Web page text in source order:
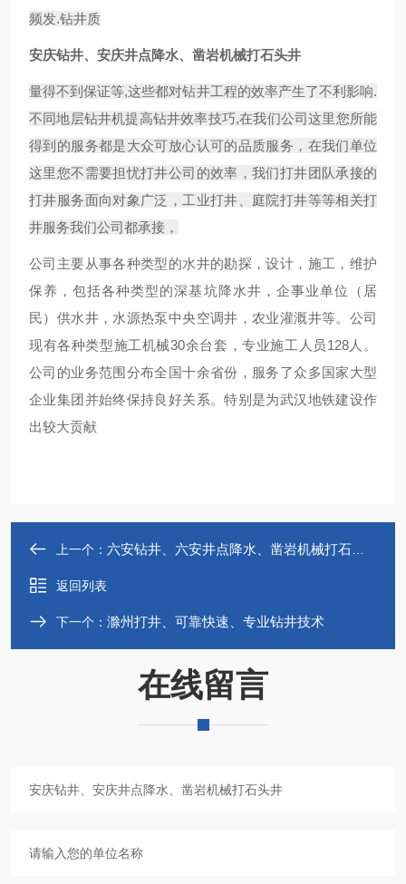
频发.钻井质
安庆钻井、安庆井点降水、凿岩机械打石头井
量得不到保证等,这些都对钻井工程的效率产生了不利影响.
不同地层钻井机提高钻井效率技巧,在我们公司这里您所能
得到的服务都是大众可放心认可的品质服务，在我们单位
这里您不需要担忧打井公司的效率，我们打井团队承接的
打井服务面向对象广泛，工业打井、庭院打井等等相关打
井服务我们公司都承接，
公司主要从事各种类型的水井的勘探，设计，施工，维护
保养，包括各种类型的深基坑降水井，企事业单位（居
民）供水井，水源热泵中央空调井，农业灌溉井等。公司
现有各种类型施工机械30余台套，专业施工人员128人。
公司的业务范围分布全国十余省份，服务了众多国家大型
企业集团并始终保持良好关系。特别是为武汉地铁建设作
出较大贡献
上一个： 六安钻井、六安井点降水、凿岩机械打石头井
返回列表
下一个： 滁州打井、可靠快速、专业钻井技术
在线留言